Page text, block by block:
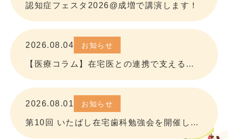
認知症フェスタ2026@成増で講演します！
2026.08.04 お知らせ
【医療コラム】在宅医との連携で支える「食べる」と「暮らす」 アップしました
2026.08.01 お知らせ
第10回 いたばし在宅歯科勉強会を開催しました